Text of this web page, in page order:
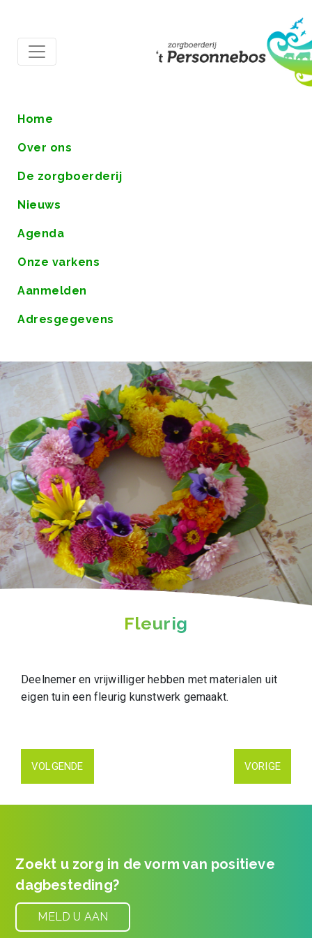
Home
Over ons
De zorgboerderij
Nieuws
Agenda
Onze varkens
Aanmelden
Adresgegevens
Fleurig
Deelnemer en vrijwilliger hebben met materialen uit
eigen tuin een fleurig kunstwerk gemaakt.
VOLGENDE VORIGE
Zoekt u zorg in de vorm van positieve
dagbesteding?
MELD U AAN